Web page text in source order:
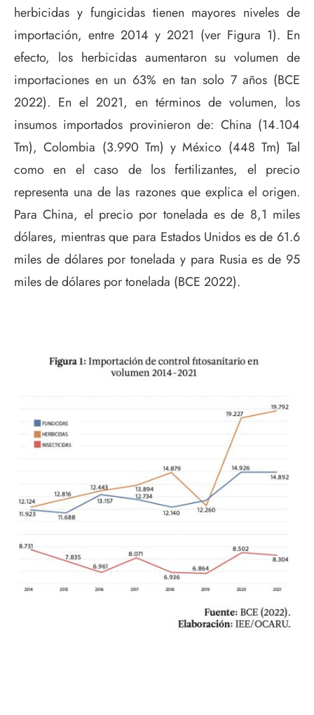
herbicidas y fungicidas tienen mayores niveles de
importación, entre 2014 y 2021 (ver Figura 1). En
efecto, los herbicidas aumentaron su volumen de
importaciones en un 63% en tan solo 7 años (BCE
2022). En el 2021, en términos de volumen, los
insumos importados provinieron de: China (14.104
Tm), Colombia (3.990 Tm) y México (448 Tm) Tal
como en el caso de los fertilizantes, el precio
representa una de las razones que explica el origen.
Para China, el precio por tonelada es de 8,1 miles
dólares, mientras que para Estados Unidos es de 61.6
miles de dólares por tonelada y para Rusia es de 95
miles de dólares por tonelada (BCE 2022).